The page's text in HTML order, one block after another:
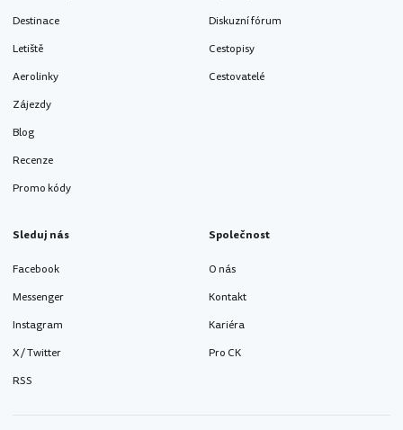
Destinace
Letiště
Aerolinky
Zájezdy
Blog
Recenze
Promo kódy
Diskuzní fórum
Cestopisy
Cestovatelé
Sleduj nás
Facebook
Messenger
Instagram
X / Twitter
RSS
Společnost
O nás
Kontakt
Kariéra
Pro CK